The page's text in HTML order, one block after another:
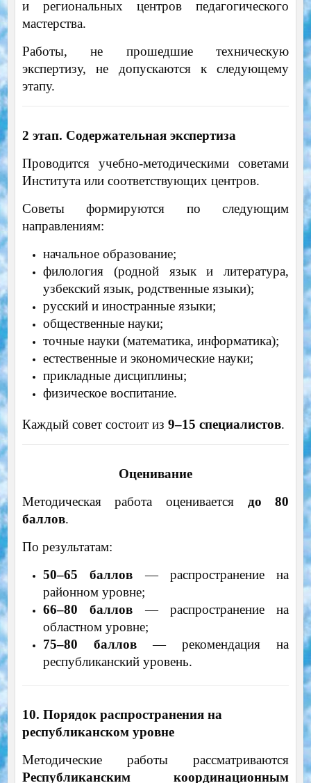
и региональных центров педагогического
мастерства.
Работы, не прошедшие техническую
экспертизу, не допускаются к следующему
этапу.
2 этап. Содержательная экспертиза
Проводится учебно-методическими советами
Института или соответствующих центров.
Советы формируются по следующим
направлениям:
начальное образование;
филология (родной язык и литература,
узбекский язык, родственные языки);
русский и иностранные языки;
общественные науки;
точные науки (математика, информатика);
естественные и экономические науки;
прикладные дисциплины;
физическое воспитание.
Каждый совет состоит из 9–15 специалистов.
Оценивание
Методическая работа оценивается до 80
баллов.
По результатам:
50–65 баллов — распространение на
районном уровне;
66–80 баллов — распространение на
областном уровне;
75–80 баллов— рекомендация на
республиканский уровень.
10. Порядок распространения на
республиканском уровне
Методические работы рассматриваются
Республиканским координационным